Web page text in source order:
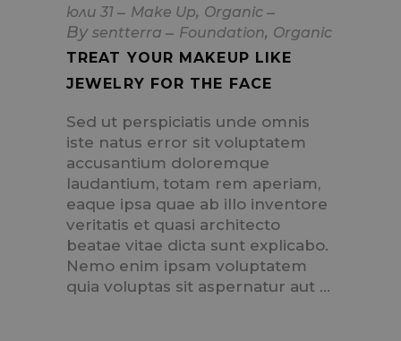
юли 31 Make Up, Organic
By sentterra Foundation, Organic
TREAT YOUR MAKEUP LIKE
JEWELRY FOR THE FACE
Sed ut perspiciatis unde omnis
iste natus error sit voluptatem
accusantium doloremque
laudantium, totam rem aperiam,
eaque ipsa quae ab illo inventore
veritatis et quasi architecto
beatae vitae dicta sunt explicabo.
Nemo enim ipsam voluptatem
quia voluptas sit aspernatur aut